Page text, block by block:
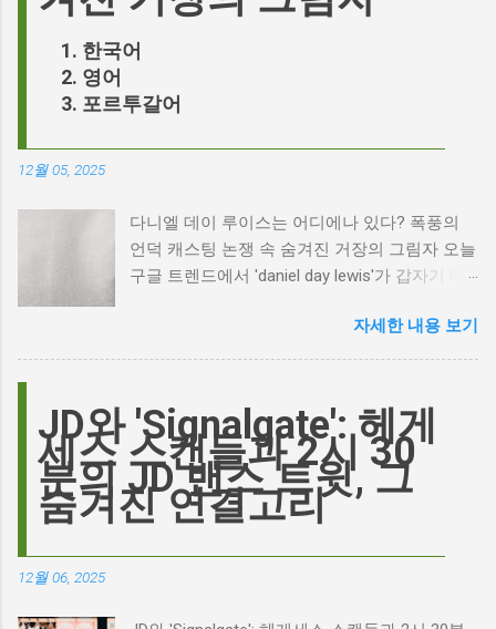
한국어
영어
포르투갈어
12월 05, 2025
다니엘 데이 루이스는 어디에나 있다? 폭풍의
언덕 캐스팅 논쟁 속 숨겨진 거장의 그림자 오늘
구글 트렌드에서 'daniel day lewis'가 갑자기 떠
이름이 왜 다시 사람들의 입에 오르내리는 걸까
요? 표면적으로는 마고 로비가 제작하고 주연을
이 그 시작입니다. 하지만 그 이면에는 '연기'라
는 예술에 대한 깊은 갈망과, 완벽주의를 향한
끊임없는 열망이 숨겨져 있습니다. Photo by
Plufow Le Studio on Unsplash 폭풍의 언덕, 그
리고 캐스팅 논쟁의 불씨 최근 몇 주 동안 영화
하는 동시에 우려를 표했습니다. 일부에서는 엘
자세한 내용 보기
JD와 'Signalgate': 헤게
세스 스캔들과 2시 30
분의 JD 밴스 트윗, 그
숨겨진 연결고리
12월 06, 2025